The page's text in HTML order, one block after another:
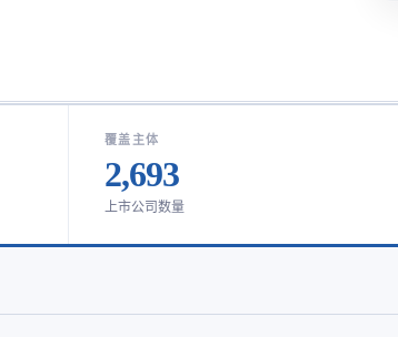
覆盖主体
2,693
上市公司数量